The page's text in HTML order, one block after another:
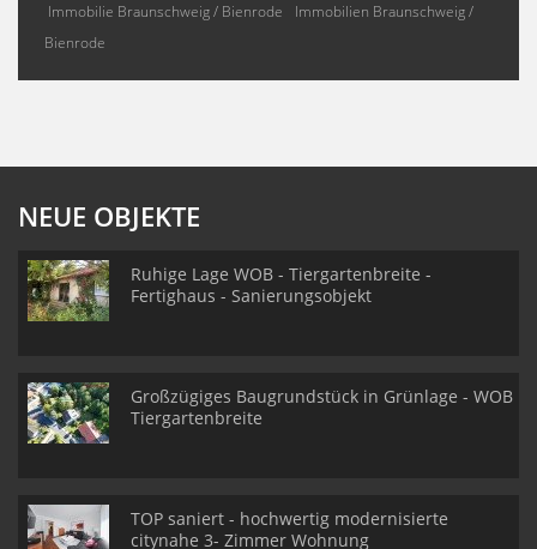
Immobilie Braunschweig / Bienrode
Immobilien Braunschweig /
Bienrode
NEUE OBJEKTE
Ruhige Lage WOB - Tiergartenbreite -
Fertighaus - Sanierungsobjekt
Großzügiges Baugrundstück in Grünlage - WOB
Tiergartenbreite
TOP saniert - hochwertig modernisierte
citynahe 3- Zimmer Wohnung